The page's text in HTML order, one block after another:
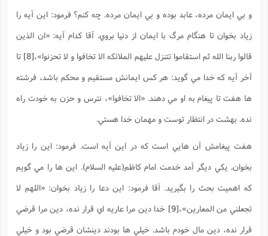
و بي ايمان مرده، عابد بوده و بي ايمان مرده. چه کنم؟ فرمود: اين آيه را
زياد بخوان تا هنگام مرگ با ايمان از دنيا بروي. آقا کدام آيه: «ان الذين
قالوا ربنا الله ثم استقاموا تتنزل عليهم الملائکه الا تخافوا و لا تحزنوا»،[8]
تا
آخر آيه که خدا مي گويد: هر کس ايمانش مستقيم و محکم باشد، فرشته
ها هفت تا پيغام به او مي دهند. «الا تخافوا»، نترس و حزن به خودت راه
نده. بهشت در انتظار توست و مهمان خدا هستي.
هفت پيغامش آن هايي است که در اين آيه است. فرمود: اين را زياد
بخوان. يکي ديگر آمد خدمت امام کاظم(علیه السلام). اين ها را مي گويم
که اهميت بحث را بگيريد. آقا فرمود: اين دعا را زياد بخوان: «اللهم لا
تجعلني من المعارين»،[9]
خدا دين مرا عاريه اي قرار نده، دين مرا قرضي
قرار نده، دين مال خودم باشد. خيلي ها بودند دينشان قرضي بود و خيلي